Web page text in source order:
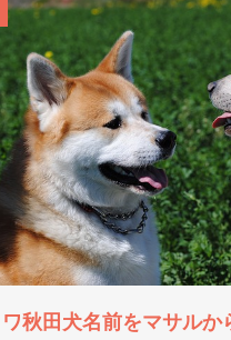
秋田犬名前をマサルか